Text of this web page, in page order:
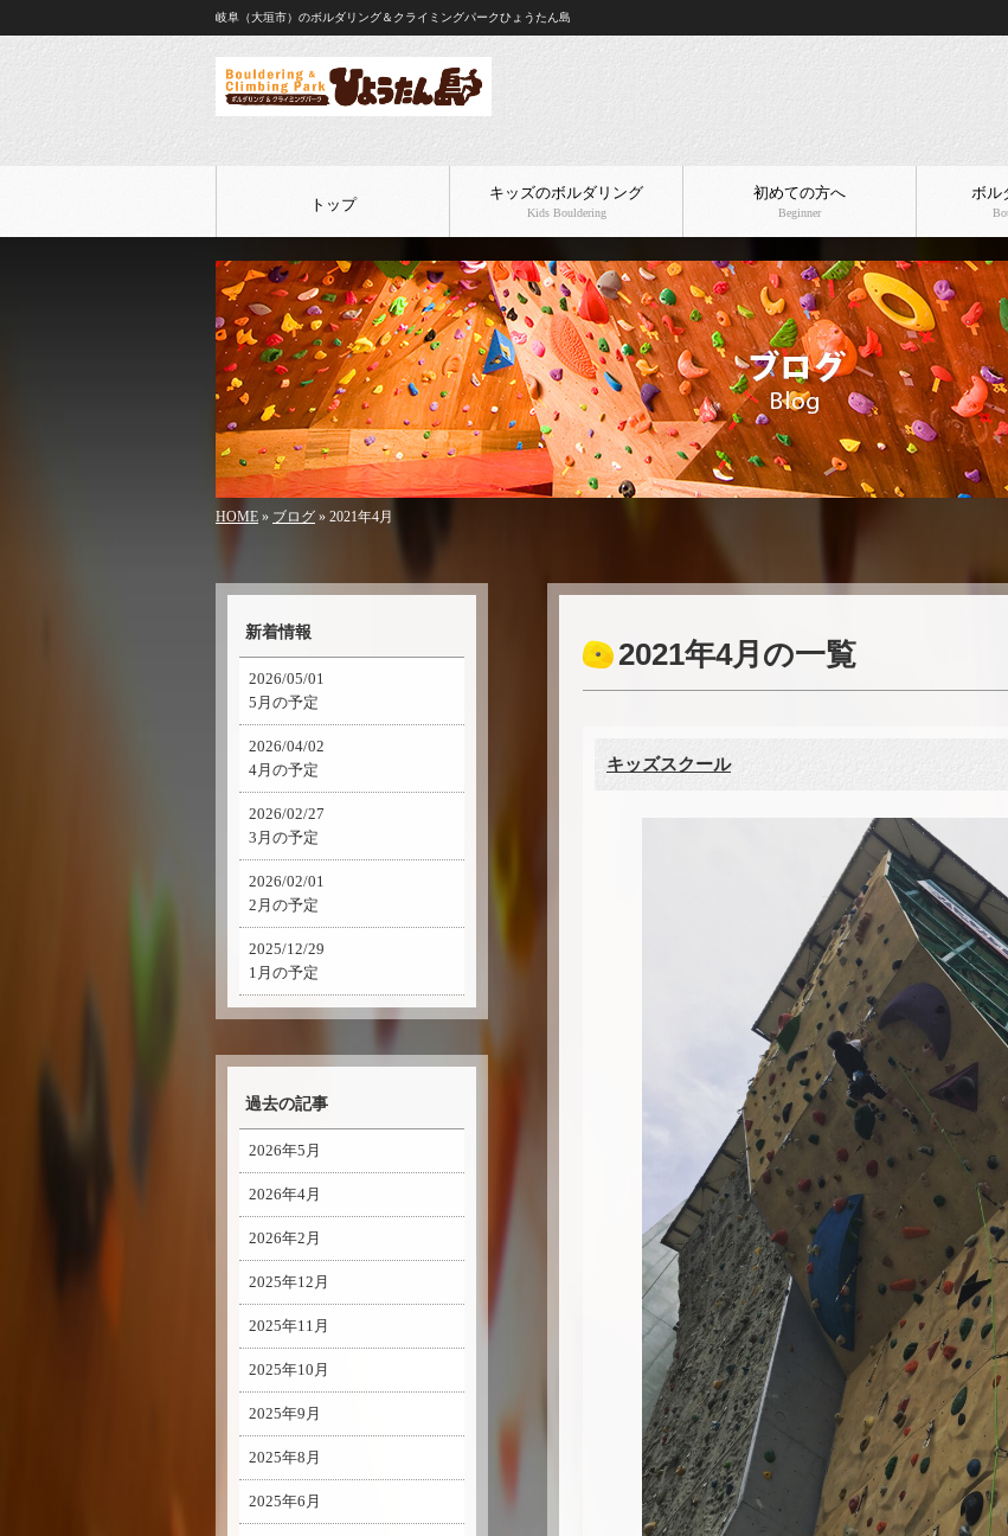
岐阜（大垣市）のボルダリング＆クライミングパークひょうたん島
トップ
キッズのボルダリング
Kids Bouldering
初めての方へ
Beginner
ボル
店舗案内
料金プラ
フロアガ
企業様・社
HOME » ブログ » 2021年4月
2021年4月の一覧
キッズスクール
新着情報
2026/05/01
5月の予定
2026/04/02
4月の予定
2026/02/27
3月の予定
2026/02/01
2月の予定
2025/12/29
1月の予定
過去の記事
2026年5月
2026年4月
2026年2月
2025年12月
2025年11月
2025年10月
2025年9月
2025年8月
2025年6月